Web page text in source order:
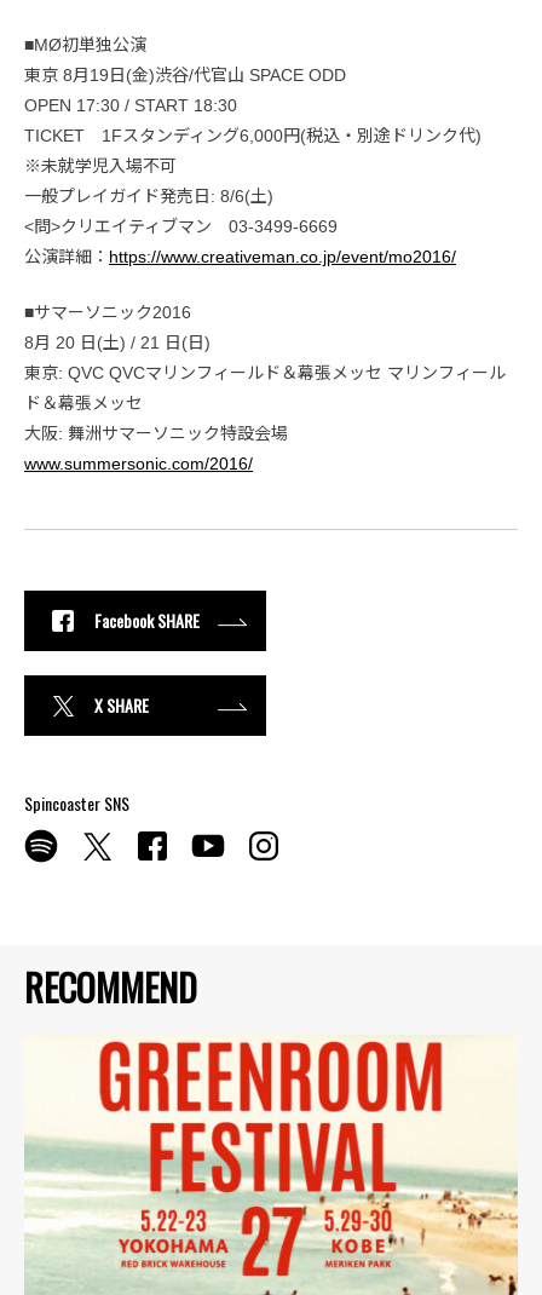
RECOMMEND
■MØ初単独公演
東京 8月19日(金)渋谷/代官山 SPACE ODD
OPEN 17:30 / START 18:30
TICKET 1Fスタンディング6,000円(税込・別途ドリンク代)
※未就学児入場不可
一般プレイガイド発売日: 8/6(土)
<問>クリエイティブマン 03-3499-6669
公演詳細： https://www.creativeman.co.jp/event/mo2016/
■サマーソニック2016
8月 20 日(土) / 21 日(日)
東京: QVC QVCマリンフィールド＆幕張メッセ マリンフィール
ド＆幕張メッセ
大阪: 舞洲サマーソニック特設会場
www.summersonic.com/2016/
Facebook SHARE
X SHARE
Spincoaster SNS